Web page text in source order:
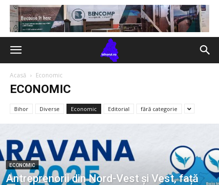
Acasă Economic
ECONOMIC
Bihor Diverse Economic Editorial fără categorie
ECONOMIC
Antreprenorii din Nord-Vest și Vest, față